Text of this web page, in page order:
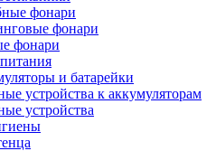
фонари
фонари
фонари
и батарейки
устройства к аккумуляторам
устройства